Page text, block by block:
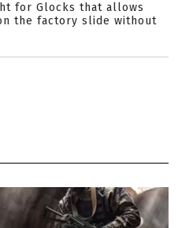
for Glocks that allows
the factory slide without